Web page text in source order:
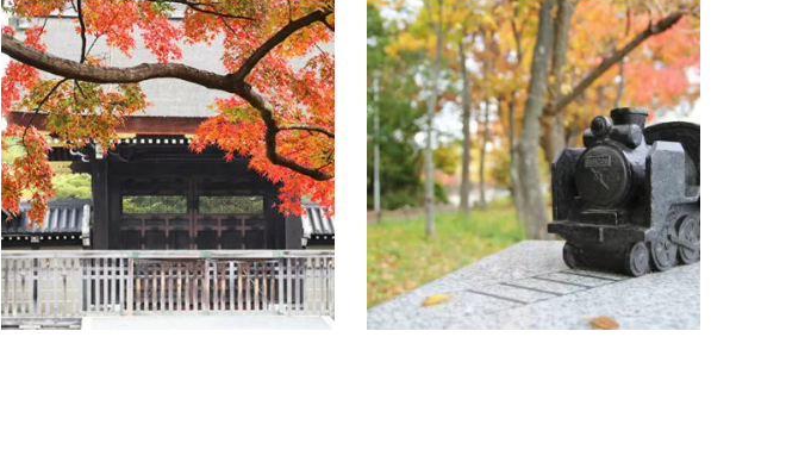
京の名所散歩 御所周辺
愛犬と京都、紅葉の京都御苑を散歩す
る
【愛犬とおでかけ】京都御所で紅葉狩りを楽
しむ！【京都御苑】例年の紅葉見頃： 11月
下旬～12月中旬夏にもご紹介させていただ
いた「京都御苑(御所)」の秋、紅…
続きを読む